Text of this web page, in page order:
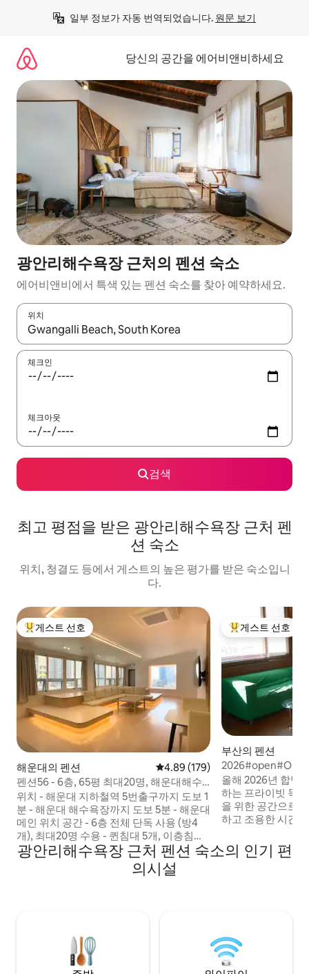
일부 정보가 자동 번역되었습니다. 원문 보기
당신의 공간을 에어비앤비하세요
광안리해수욕장 근처의 펜션 숙소
에어비앤비에서 특색 있는 펜션 숙소를 찾아 예약하세요.
위치
결과가 나오면 위·아래 화살표 키를 사용하거나 터치 또는 스와이
체크인
체크아웃
검색
최고 평점을 받은 광안리해수욕장 근처 펜
션 숙소
위치, 청결도 등에서 게스트의 높은 평가를 받은 숙소입니
다.
상위 게스트 선호
게스트 선호
해운대의 펜션 평점 4.89점(5점 만점), 후기 179
4.89 (179)
펜션56 - 6층, 65평 최대20명, 해운대해수
욕장 단체/모임 감성 펜션, 바다 5분
위치 - 해운대 지하철역 5번출구까지 도보 1
분 - 해운대 해수욕장까지 도보 5분 - 해운대
메인 위치 공간 - 6층 전체 단독 사용 (방4
개), 최대20명 수용 - 퀸침대 5개, 이층침대
4개(총 8인) , 접이식매트리스 2개 - 키즈존
(정글짐) - 오락실용 게임기 (게임 약 8,000
여 종) - 70인치 대형 TV - 단체 이용에 적합
뒷편 행운타워주차장 : 유료(15,000원/일)
추천 - 건물 뒷편 행복주차장 : 유료
(20,000~25,000원/일, 예약 시 안내메세지
상위 게스트 선호
게스트 선호
부산의 펜션
2026#open#Orca
보1분 #아울렛#용
올해 2026년 합법
하는 프라이빗 독
을 위한 공간으로,
하고 조용한 시간을
고, 머무는 동안
리듬에 집중할 수 있습니다.
요 1. 바닷가 근처 조용한곳을 찾는분 2. 사
람 눈치 보지 않고
식이 중심인 여행
광안리해수욕장 근처 펜션 숙소의 인기 편
의시설